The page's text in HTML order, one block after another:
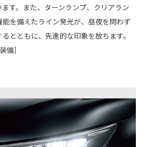
す。また、ターンランプ、クリアラン
を備えたライン発光が、昼夜を問わず
とともに、先進的な印象を放ちます。
備］